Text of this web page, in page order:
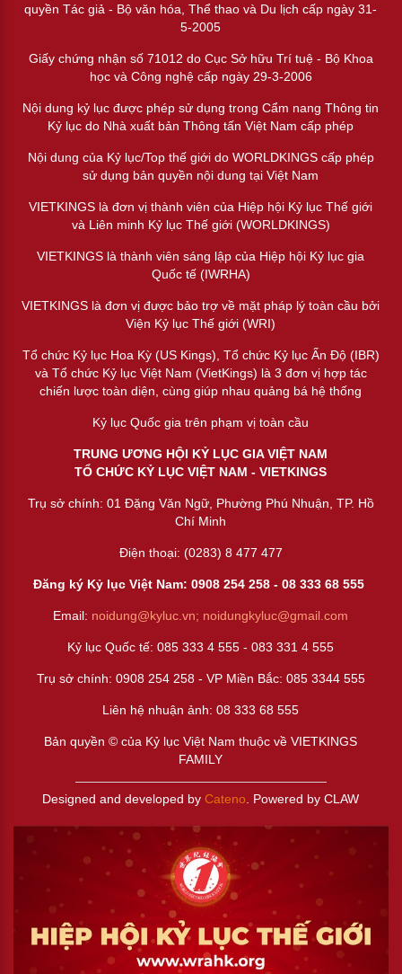
quyền Tác giả - Bộ văn hóa, Thể thao và Du lịch cấp ngày 31-
5-2005
Giấy chứng nhận số 71012 do Cục Sở hữu Trí tuệ - Bộ Khoa
học và Công nghệ cấp ngày 29-3-2006
Nội dung kỷ lục được phép sử dụng trong Cẩm nang Thông tin
Kỷ lục do Nhà xuất bản Thông tấn Việt Nam cấp phép
Nội dung của Kỷ lục/Top thế giới do WORLDKINGS cấp phép
sử dụng bản quyền nội dung tại Việt Nam
VIETKINGS là đơn vị thành viên của Hiệp hội Kỷ lục Thế giới
và Liên minh Kỷ lục Thế giới (WORLDKINGS)
VIETKINGS là thành viên sáng lập của Hiệp hội Kỷ lục gia
Quốc tế (IWRHA)
VIETKINGS là đơn vị được bảo trợ về mặt pháp lý toàn cầu bởi
Viện Kỷ lục Thế giới (WRI)
Tổ chức Kỷ lục Hoa Kỳ (US Kings), Tổ chức Kỷ lục Ấn Độ (IBR)
và Tổ chức Kỷ lục Việt Nam (VietKings) là 3 đơn vị hợp tác
chiến lược toàn diện, cùng giúp nhau quảng bá hệ thống
Kỷ lục Quốc gia trên phạm vị toàn cầu
TRUNG ƯƠNG HỘI KỶ LỤC GIA VIỆT NAM
TỔ CHỨC KỶ LỤC VIỆT NAM - VIETKINGS
Trụ sở chính: 01 Đặng Văn Ngữ, Phường Phú Nhuận, TP. Hồ
Chí Minh
Điện thoại: (0283) 8 477 477
Đăng ký Kỷ lục Việt Nam: 0908 254 258 -08 333 68 555
Email: noidung@kyluc.vn; noidungkyluc@gmail.com
Kỷ lục Quốc tế: 085 333 4 555 - 083 331 4 555
Trụ sở chính: 0908 254 258 - VP Miền Bắc: 085 3344 555
Liên hệ nhuận ảnh:08 333 68 555
Bản quyền © của Kỷ lục Việt Nam thuộc về VIETKINGS
FAMILY
Designed and developed byCateno . Powered by CLAW